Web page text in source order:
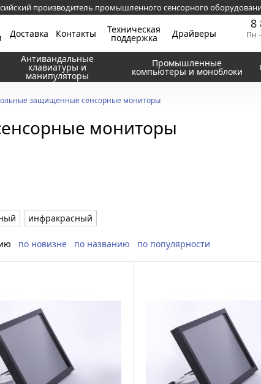
производитель промышленного сенсорного
Доставка Контакты Техническая
поддержка Драйверы
8
Пн
Антивандальные
клавиатуры и
манипуляторы
Промышленные
компьютеры и моноблоки
защищенные сенсорные мониторы
мониторы
инфракрасный
по новизне по названию по популярности